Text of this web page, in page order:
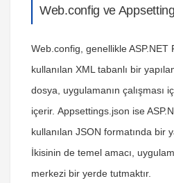
Web.config ve
Web.config , genellikle
kullanılan XML tabanlı bir
dosya, uygulamanın çalışması
içerir. Appsettings.json ise
kullanılan JSON formatında bir
İkisinin de temel amacı,
merkezi bir yerde tutmaktır.